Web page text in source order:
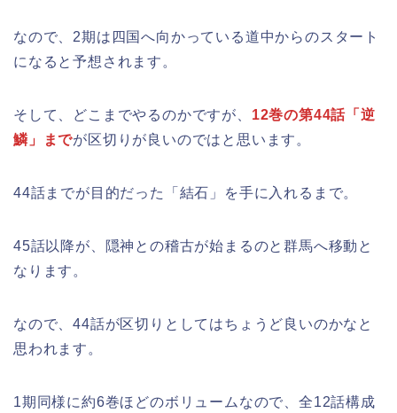
なので、2期は四国へ向かっている道中からのスタート
になると予想されます。
そして、どこまでやるのかですが、 12巻の第44話「逆
鱗」までが区切りが良いのではと思います。
44話までが目的だった「結石」を手に入れるまで。
45話以降が、隠神との稽古が始まるのと群馬へ移動と
なります。
なので、44話が区切りとしてはちょうど良いのかなと
思われます。
1期同様に約6巻ほどのボリュームなので、全12話構成